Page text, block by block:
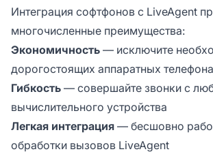
Интеграция софтфонов с LiveAgent
многочисленные преимущества:
Экономичность — исключите
дорогостоящих аппаратных
Гибкость — совершайте звонки с
вычислительного устройства
Легкая интеграция — бесшовно
обработки вызовов LiveAgent